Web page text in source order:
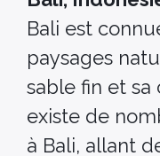
Bali est
paysages
sable fin et
existe de
à Bali, allant